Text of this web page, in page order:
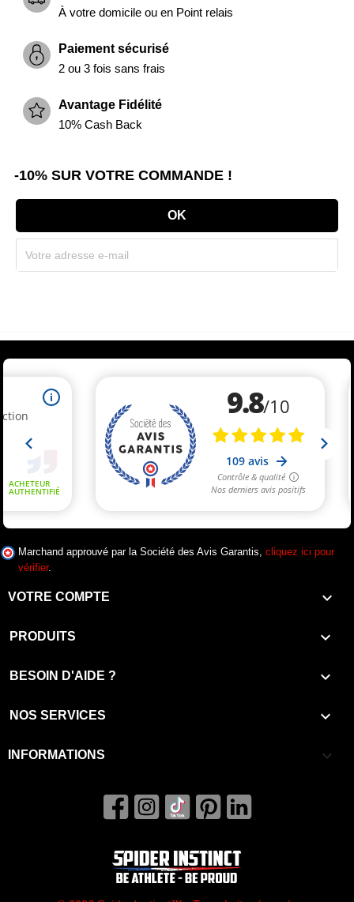
À votre domicile ou en Point relais
Paiement sécurisé
2 ou 3 fois sans frais
Avantage Fidélité
10% Cash Back
-10% SUR VOTRE COMMANDE !
Marchand approuvé par la Société des Avis Garantis, cliquez ici pour
vérifier.
VOTRE COMPTE 
PRODUITS 
BESOIN D'AIDE ? 
NOS SERVICES 
INFORMATIONS keyboard_arrow_down